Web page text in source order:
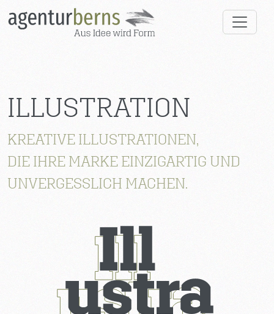
ILLUSTRATION
KREATIVE ILLUSTRATIONEN,
DIE IHRE MARKE EINZIGARTIG UND
UNVERGESSLICH MACHEN.